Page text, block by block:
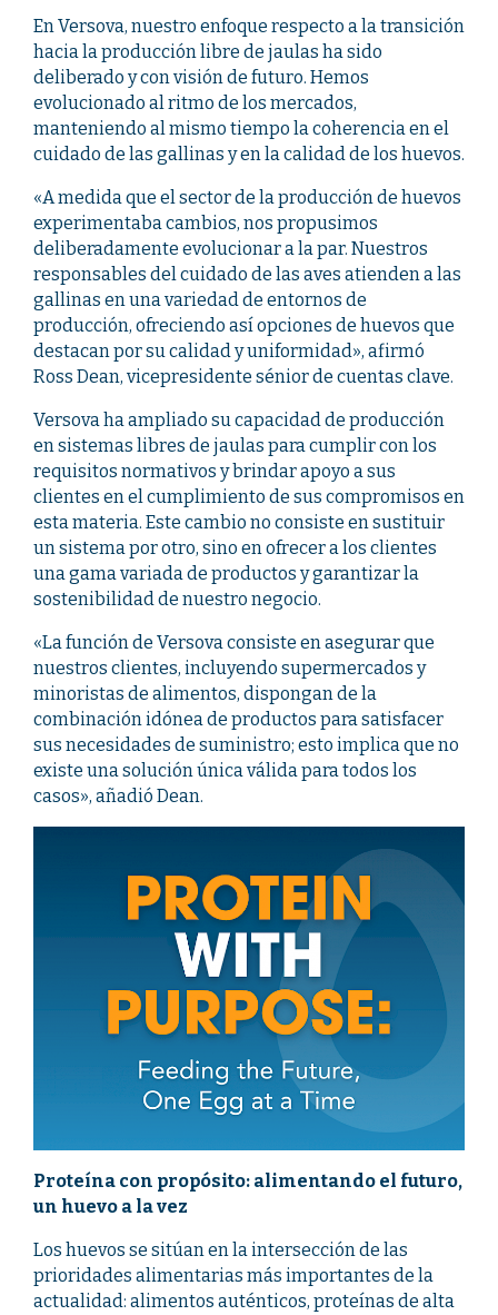
En Versova, nuestro enfoque respecto a la transición
hacia la producción libre de jaulas ha sido
deliberado y con visión de futuro. Hemos
evolucionado al ritmo de los mercados,
manteniendo al mismo tiempo la coherencia en el
cuidado de las gallinas y en la calidad de los huevos.
«A medida que el sector de la producción de huevos
experimentaba cambios, nos propusimos
deliberadamente evolucionar a la par. Nuestros
responsables del cuidado de las aves atienden a las
gallinas en una variedad de entornos de
producción, ofreciendo así opciones de huevos que
destacan por su calidad y uniformidad», afirmó
Ross Dean, vicepresidente sénior de cuentas clave.
Versova ha ampliado su capacidad de producción
en sistemas libres de jaulas para cumplir con los
requisitos normativos y brindar apoyo a sus
clientes en el cumplimiento de sus compromisos en
esta materia. Este cambio no consiste en sustituir
un sistema por otro, sino en ofrecer a los clientes
una gama variada de productos y garantizar la
sostenibilidad de nuestro negocio.
«La función de Versova consiste en asegurar que
nuestros clientes, incluyendo supermercados y
minoristas de alimentos, dispongan de la
combinación idónea de productos para satisfacer
sus necesidades de suministro; esto implica que no
existe una solución única válida para todos los
casos», añadió Dean.
Proteína con propósito: alimentando el futuro,
un huevo a la vez
Los huevos se sitúan en la intersección de las
prioridades alimentarias más importantes de la
actualidad: alimentos auténticos, proteínas de alta